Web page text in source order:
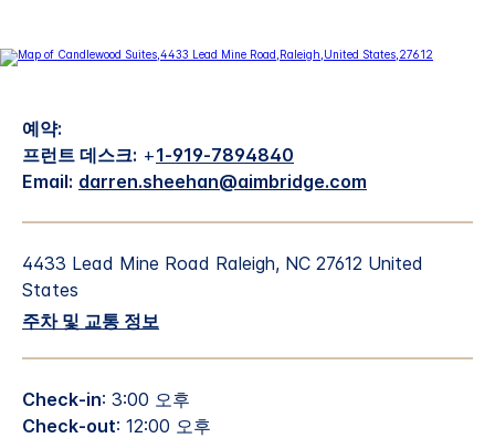
예약:
프런트 데스크: +1-919-7894840
Email: darren.sheehan@aimbridge.com
4433 Lead Mine Road Raleigh, NC 27612 United
States
주차 및 교통 정보
Check-in: 3:00 오후
Check-out: 12:00 오후